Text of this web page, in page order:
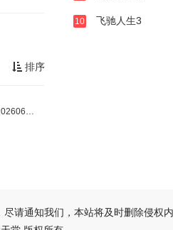
排序
20260610上半场
10 飞驰人生3
请通知我们，本站将及时删除侵权内